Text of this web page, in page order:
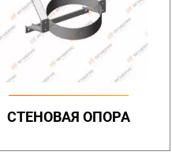
СТЕНОВАЯ ОПОРА